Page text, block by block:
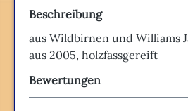
Beschreibung
aus Wildbirnen und Williams
aus 2005, holzfassgereift
Bewertungen